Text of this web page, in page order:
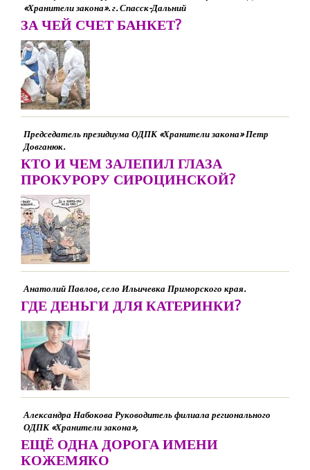
«Хранители закона». г. Спасск-Дальний
ЗА ЧЕЙ СЧЕТ БАНКЕТ?
Председатель президиума ОДПК «Хранители закона» Петр
Довганюк.
КТО И ЧЕМ ЗАЛЕПИЛ ГЛАЗА
ПРОКУРОРУ СИРОЦИНСКОЙ?
Анатолий Павлов, село Ильичевка Приморского края.
ГДЕ ДЕНЬГИ ДЛЯ КАТЕРИНКИ?
Александра Набокова Руководитель филиала регионального
ОДПК «Хранители закона»,
ЕЩЁ ОДНА ДОРОГА ИМЕНИ
КОЖЕМЯКО